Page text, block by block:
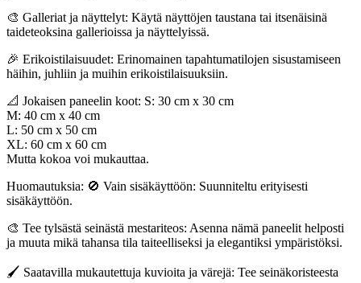
🎨 Galleriat ja näyttelyt: Käytä näyttöjen taustana tai itsenäisinä
taideteoksina gallerioissa ja näyttelyissä.
🎉 Erikoistilaisuudet: Erinomainen tapahtumatilojen sisustamiseen
häihin, juhliin ja muihin erikoistilaisuuksiin.
📐 Jokaisen paneelin koot: S: 30 cm x 30 cm
M: 40 cm x 40 cm
L: 50 cm x 50 cm
XL: 60 cm x 60 cm
Mutta kokoa voi mukauttaa.
Huomautuksia: 🚫 Vain sisäkäyttöön: Suunniteltu erityisesti
sisäkäyttöön.
🎨 Tee tylsästä seinästä mestariteos: Asenna nämä paneelit helposti
ja muuta mikä tahansa tila taiteelliseksi ja elegantiksi ympäristöksi.
🖌️ Saatavilla mukautettuja kuvioita ja värejä: Tee seinäkoristeesta